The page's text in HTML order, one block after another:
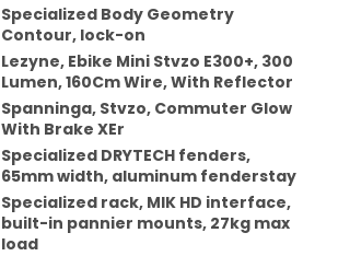
Specialized Body Geometry
Contour, lock-on
Lezyne, Ebike Mini Stvzo E300+, 300
Lumen, 160Cm Wire, With Reflector
Spanninga, Stvzo, Commuter Glow
With Brake XEr
Specialized DRYTECH fenders,
65mm width, aluminum fenderstay
Specialized rack, MIK HD interface,
built-in pannier mounts, 27kg max
load